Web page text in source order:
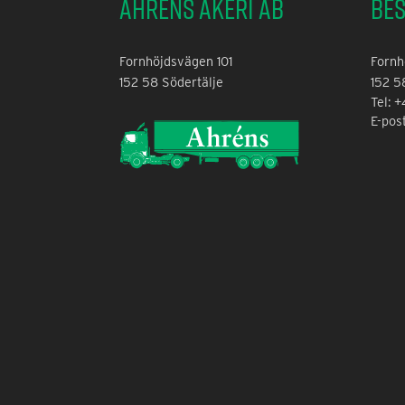
Ahréns Åkeri AB
Fornhöjdsvägen 101
152 58 Södertälje
152
Tel:
E-